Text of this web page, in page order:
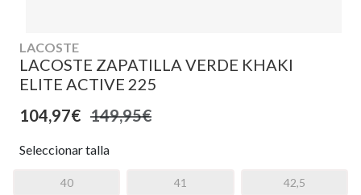
LACOSTE
LACOSTE ZAPATILLA VERDE KHAKI
ELITE ACTIVE 225
104,97€ 149,95€
Seleccionar talla
40 41 42,5